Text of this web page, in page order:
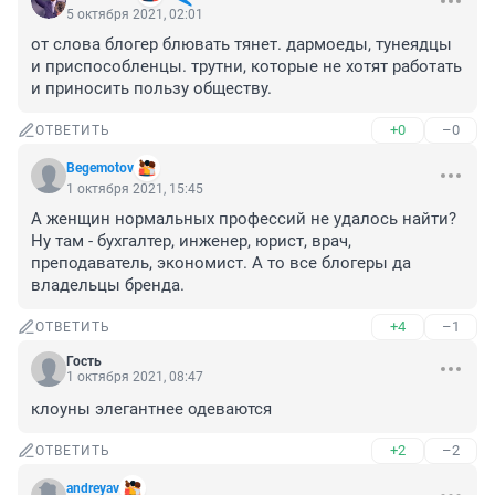
5 октября 2021, 02:01
от слова блогер блювать тянет. дармоеды, тунеядцы
и приспособленцы. трутни, которые не хотят работать
и приносить пользу обществу.
ОТВЕТИТЬ +0 –0
Begemotov
1 октября 2021, 15:45
А женщин нормальных профессий не удалось найти?
Ну там - бухгалтер, инженер, юрист, врач,
преподаватель, экономист. А то все блогеры да
владельцы бренда.
ОТВЕТИТЬ +4 –1
Гость
1 октября 2021, 08:47
клоуны элегантнее одеваются
ОТВЕТИТЬ +2 –2
andreyav